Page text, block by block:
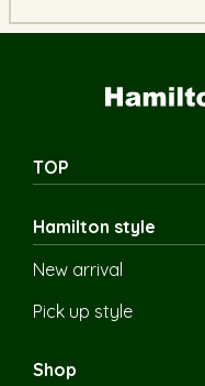
TOP
Hamilton style
New arrival
Pick up style
Shop